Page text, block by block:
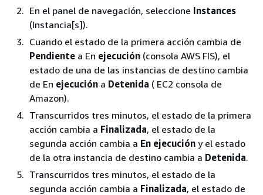
En el panel de navegación, seleccione Instances
(Instancia[s]).
Cuando el estado de la primera acción cambia de
Pendiente a En ejecución (consola AWS FIS), el
estado de una de las instancias de destino cambia
de En ejecución a Detenida ( EC2 consola de
Amazon).
Transcurridos tres minutos, el estado de la primera
acción cambia a Finalizada, el estado de la
segunda acción cambia a En ejecución y el estado
de la otra instancia de destino cambia a Detenida.
Transcurridos tres minutos, el estado de la
segunda acción cambia a Finalizada, el estado de